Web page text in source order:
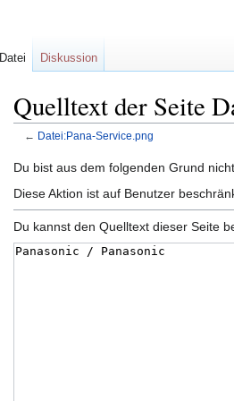
Quelltext der Seite
← Datei:Pana-Service.png
Zur
Navigation
Zur
Suche
Du bist aus dem folgenden Grund
Diese Aktion ist auf Benutzer
Du kannst den Quelltext dieser Seite
Datei Diskussion